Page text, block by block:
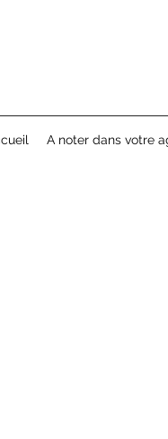
A noter dans votre